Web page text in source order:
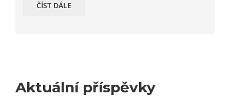
ČÍST DÁLE
Aktuální příspěvky